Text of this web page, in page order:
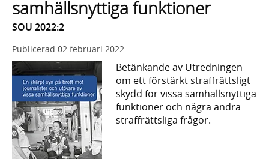
samhällsnyttiga funktioner
SOU 2022:2
Publicerad 02 februari 2022
Betänkande av Utredningen
om ett förstärkt straffrättsligt
skydd för vissa samhällsnyttiga
funktioner och några andra
straffrättsliga frågor.